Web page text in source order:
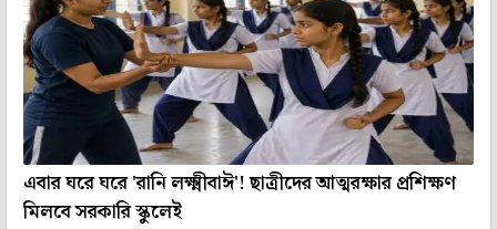
এবার ঘরে ঘরে 'রানি লক্ষ্মীবাঈ'! ছাত্রীদের আত্মরক্ষার প্রশিক্ষণ
মিলবে সরকারি স্কুলেই